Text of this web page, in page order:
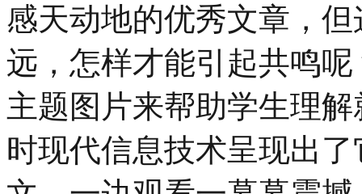
感天动地的优秀文章，
远，怎样才能引起共鸣
主题图片来帮助学生理
时现代信息技术呈现出